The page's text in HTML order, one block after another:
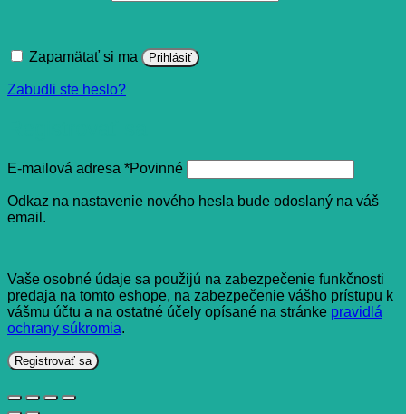
Zapamätať si ma Prihlásiť
Zabudli ste heslo?
E-mailová adresa *Povinné
Odkaz na nastavenie nového hesla bude odoslaný na váš
email.
Vaše osobné údaje sa použijú na zabezpečenie funkčnosti
predaja na tomto eshope, na zabezpečenie vášho prístupu k
vášmu účtu a na ostatné účely opísané na stránke pravidlá
ochrany súkromia.
Registrovať sa